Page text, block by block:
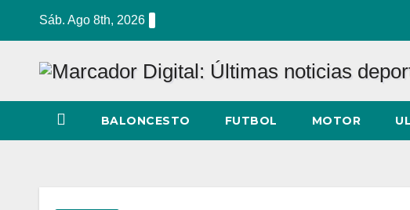
Sáb. Ago 8th, 2026
BALONCESTO FUTBOL MOTOR